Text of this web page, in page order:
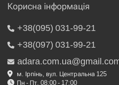
Корисна інформація
+38(095) 031-99-21
+38(097) 031-99-21
м. Ірпінь, вул. Центральна 125
Пн - Пт, 08:00 - 17:00